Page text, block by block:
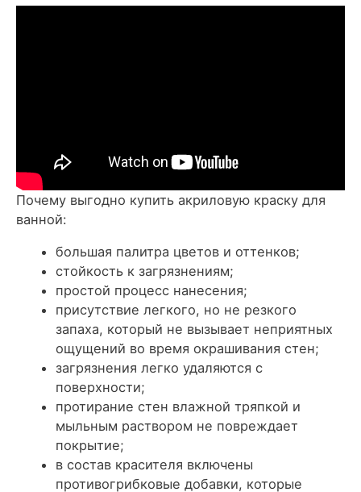
Почему выгодно купить акриловую краску для
ванной:
большая палитра цветов и оттенков;
стойкость к загрязнениям;
простой процесс нанесения;
присутствие легкого, но не резкого
запаха, который не вызывает неприятных
ощущений во время окрашивания стен;
загрязнения легко удаляются с
поверхности;
протирание стен влажной тряпкой и
мыльным раствором не повреждает
покрытие;
в состав красителя включены
противогрибковые добавки, которые